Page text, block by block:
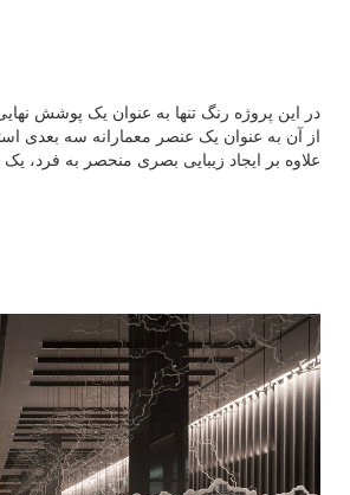
در این پروژه رنگ تنها به عنوان یک پوشش
از آن به عنوان یک عنصر معمارانه سه بعدی
علاوه بر ایجاد زیبایی بصری منحصر به فرد،